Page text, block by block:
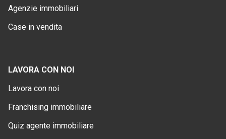
Agenzie immobiliari
Case in vendita
LAVORA CON NOI
Lavora con noi
Franchising immobiliare
Quiz agente immobiliare